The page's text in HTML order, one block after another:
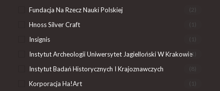
Fundacja Na Rzecz Nauki Polskiej (2)
Hnoss Silver Craft (1)
Insignis (1)
Instytut Archeologii Uniwersytet Jagielloński W Krakowie(1)
Instytut Badań Historycznych I Krajoznawczych (8)
Korporacja Ha!art (1)